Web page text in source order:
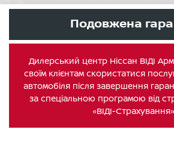
Подовжена
Дилерський центр Ніссан ВІДІ
своїм клієнтам скористатися
автомобіля після завершення
за спеціальною програмою від
«ВІДІ-